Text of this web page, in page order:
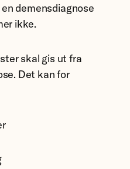
demensdiagnose
ikke.
skal gis ut fra
Det kan for